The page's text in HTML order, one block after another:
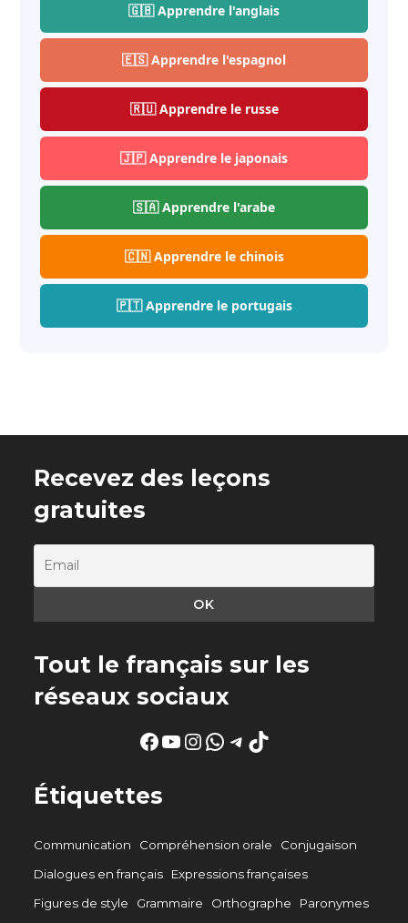
🇬🇧 Apprendre l'anglais
🇪🇸 Apprendre l'espagnol
🇷🇺 Apprendre le russe
🇯🇵 Apprendre le japonais
🇸🇦 Apprendre l'arabe
🇨🇳 Apprendre le chinois
🇵🇹 Apprendre le portugais
Recevez des leçons
gratuites
Tout le français sur les
réseaux sociaux
Facebook
YouTube
Instagram
WhatsApp
Telegram
TikTok
Étiquettes
Communication Compréhension orale
Conjugaison
Dialogues en français
Expressions françaises
Figures de style
Grammaire Orthographe
Paronymes